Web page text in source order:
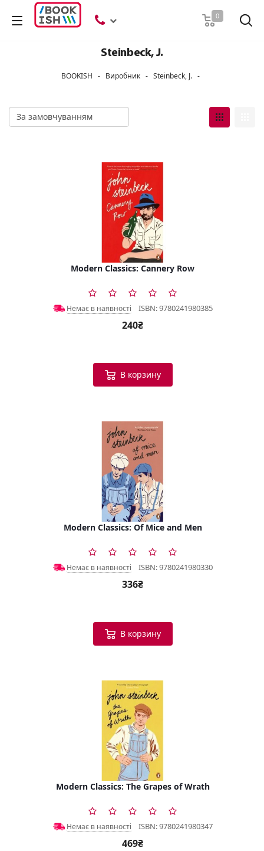
0
Steinbeck, J.
BOOKISH - Виробник - Steinbeck, J. -
Modern Classics: Cannery Row
Немає в наявності ISBN: 9780241980385
240₴
В корзину
Modern Classics: Of Mice and Men
Немає в наявності ISBN: 9780241980330
336₴
В корзину
Modern Classics: The Grapes of Wrath
Немає в наявності ISBN: 9780241980347
469₴